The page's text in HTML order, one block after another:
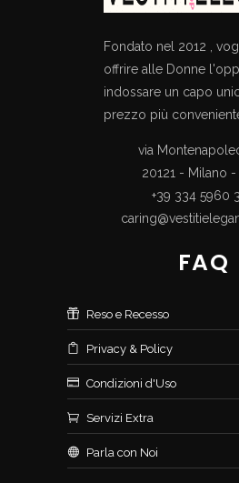
Fondato nel 2012 ,
offrire alle Donne
indossare un capo
prezzo più conveniente
via
20121 - Milano -
+39 334 5960
FAQ
Reso e Recesso
Privacy & Policy
Condizioni d'Uso
Servizi Extra
Parla con Noi